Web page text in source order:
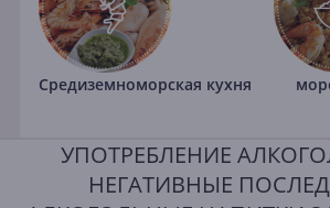
Средиземноморская кухня
УПОТРЕБЛЕНИЕ
НЕГАТИВНЫЕ